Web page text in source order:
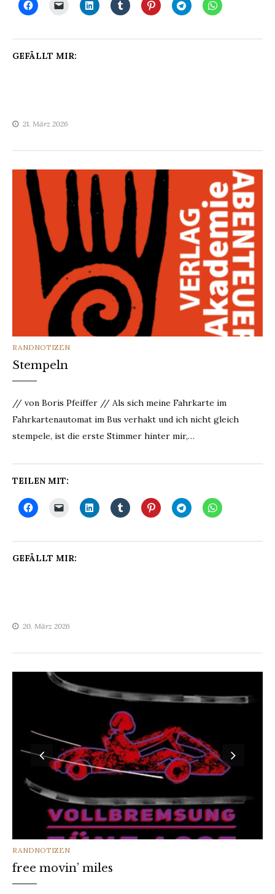
GEFÄLLT MIR:
21. März 2026
CATEGORIES
RANDNOTIZEN
Stempeln
// von Boris Pfeiffer // Als sich meine Fahrkarte im
Fahrkartenautomat im Bus verhakt und ich nicht gleich
stempele, ist die erste Stimmer hinter mir,…
TEILEN MIT:
GEFÄLLT MIR:
20. März 2026
CATEGORIES
RANDNOTIZEN
free movin’ miles